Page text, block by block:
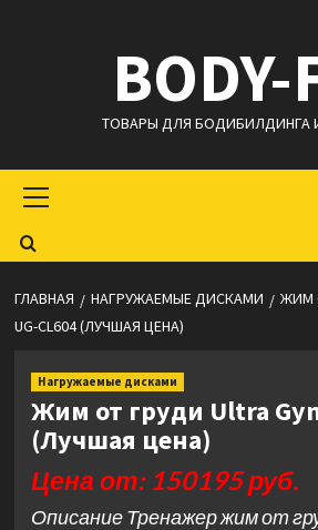
BODY-
ТОВАРЫ ДЛЯ БОДИБИЛДИНГА
меню
ГЛАВНАЯ НАГРУЖАЕМЫЕ ДИСКАМИ
ЖИМ
UG-CL604 (ЛУЧШАЯ ЦЕНА)
Нагружаемые дисками
Жим от груди Ultra
(Лучшая цена)
Цена от: 150195 руб.
Описание Тренажер жим от